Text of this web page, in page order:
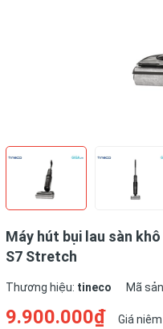
Máy hút bụi lau sàn
S7 Stretch
Thương hiệu: tineco Mã
9.900.000₫ Giá